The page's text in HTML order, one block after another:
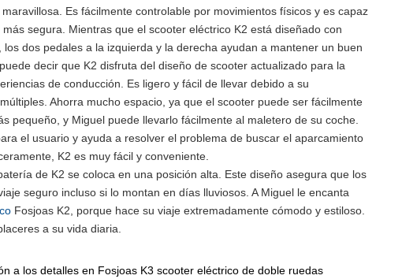
Es fácilmente controlable por movimientos físicos y es capaz
segura. Mientras que el scooter eléctrico K2 está diseñado con
dos pedales a la izquierda y la derecha ayudan a mantener un buen
decir que K2 disfruta del diseño de scooter actualizado para la
de conducción. Es ligero y fácil de llevar debido a su
Ahorra mucho espacio, ya que el scooter puede ser fácilmente
pequeño, y Miguel puede llevarlo fácilmente al maletero de su coche.
el usuario y ayuda a resolver el problema de buscar el aparcamiento
K2 es muy fácil y conveniente.
de K2 se coloca en una posición alta. Este diseño asegura que los
seguro incluso si lo montan en días lluviosos. A Miguel le encanta
Fosjoas K2, porque hace su viaje extremadamente cómodo y estiloso.
a su vida diaria.
a los detalles en Fosjoas K3 scooter eléctrico de doble ruedas